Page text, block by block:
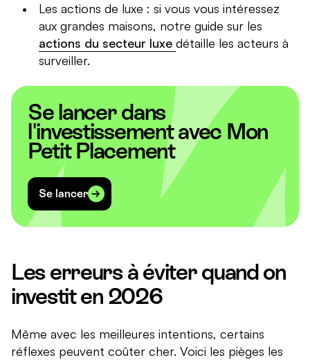
Les actions de luxe : si vous vous intéressez
aux grandes maisons, notre guide sur les
actions du secteur luxe détaille les acteurs à
surveiller.
Se lancer dans
l'investissement avec Mon
Petit Placement
Se lancer
Les erreurs à éviter quand on
investit en 2026
Même avec les meilleures intentions, certains
réflexes peuvent coûter cher. Voici les pièges les